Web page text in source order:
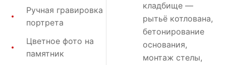
Ручная гравировка
портрета
Цветное фото на
памятник
кладбище —
рытьё котлована,
бетонирование
основания,
монтаж стелы,